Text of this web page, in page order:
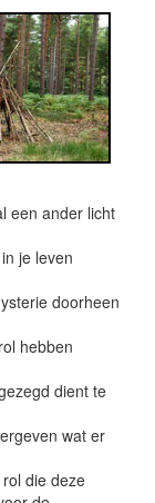
een ander licht
je leven
doorheen
hebben
dient te
wat er
die deze